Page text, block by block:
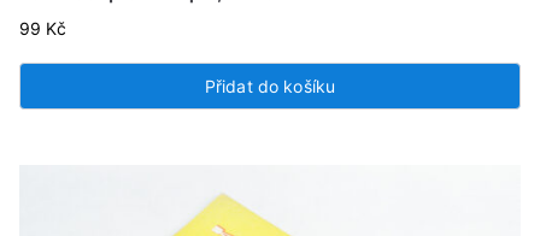
99 Kč
Přidat do košíku